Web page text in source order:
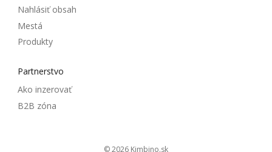
Nahlásiť obsah
Mestá
Produkty
Partnerstvo
Ako inzerovať
B2B zóna
© 2026 kimbino.sk